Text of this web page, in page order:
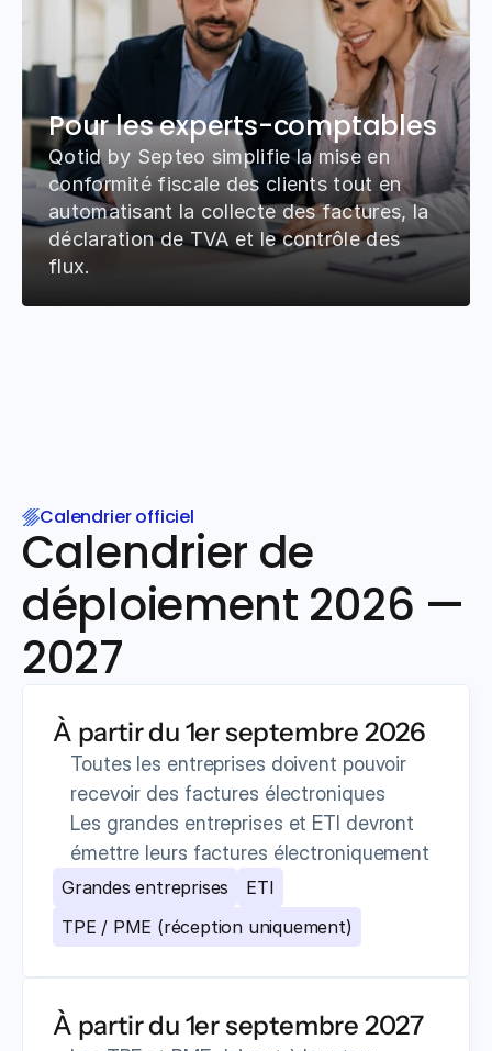
Pour les experts-comptables
Qotid by Septeo simplifie la mise en
conformité fiscale des clients tout en
automatisant la collecte des factures, la
déclaration de TVA et le contrôle des
flux.
Calendrier officiel
Calendrier de
déploiement 2026 —
2027
À partir du 1er septembre 2026
Toutes les entreprises doivent pouvoir
recevoir des factures électroniques
Les grandes entreprises et ETI devront
émettre leurs factures électroniquement
Grandes entreprises
ETI
TPE / PME (réception uniquement)
À partir du 1er septembre 2027